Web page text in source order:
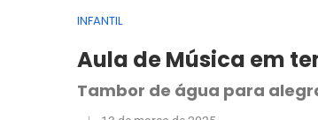
INFANTIL
Aula de Música em
Tambor de água para